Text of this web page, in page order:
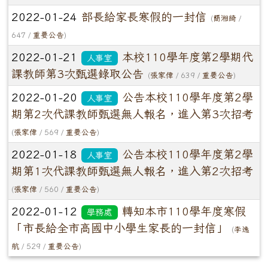
2022-01-24 部長給家長寒假的一封信 (簡湘綺 /
647 / 重要公告)
2022-01-21 人事室
本校110學年度第2學期代
課教師第3次甄選錄取公告
(張家偉 / 639 / 重要公告)
2022-01-20 人事室
公告本校110學年度第2學
期第2次代課教師甄選無人報名，進入第3次招考
(張家偉 / 569 / 重要公告)
2022-01-18 人事室
公告本校110學年度第2學
期第1次代課教師甄選無人報名，進入第2次招考
(張家偉 / 560 / 重要公告)
2022-01-12 學務處
轉知本市110學年度寒假
「市長給全市高國中小學生家長的一封信」
(李逸
航 / 529 / 重要公告)